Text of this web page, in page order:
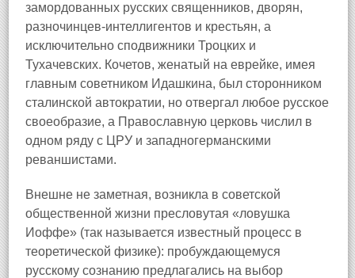
замордованных русских священников, дворян,
разночинцев‑интеллигентов и крестьян, а
исключительно сподвижники Троцких и
Тухачевских. Кочетов, женатый на еврейке, имея
главным советником Идашкина, был сторонником
сталинской автократии, но отвергал любое русское
своеобразие, а Православную церковь числил в
одном ряду с ЦРУ и западногерманскими
реваншистами.
Внешне не заметная, возникла в советской
общественной жизни пресловутая «ловушка
Иоффе» (так называется известный процесс в
теоретической физике): пробуждающемуся
русскому сознанию предлагались на выбор